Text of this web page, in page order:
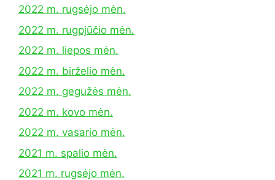
2022 m. rugsėjo mėn.
2022 m. rugpjūčio mėn.
2022 m. liepos mėn.
2022 m. birželio mėn.
2022 m. gegužės mėn.
2022 m. kovo mėn.
2022 m. vasario mėn.
2021 m. spalio mėn.
2021 m. rugsėjo mėn.